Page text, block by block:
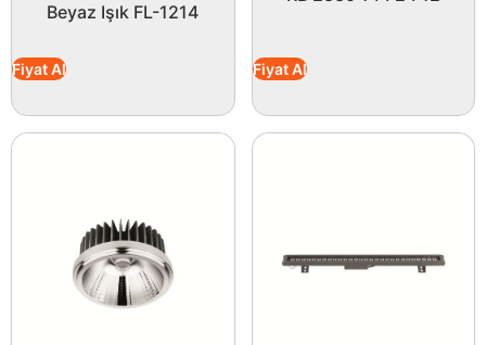
Beyaz Işık FL-1214
Fiyat Al Fiyat Al